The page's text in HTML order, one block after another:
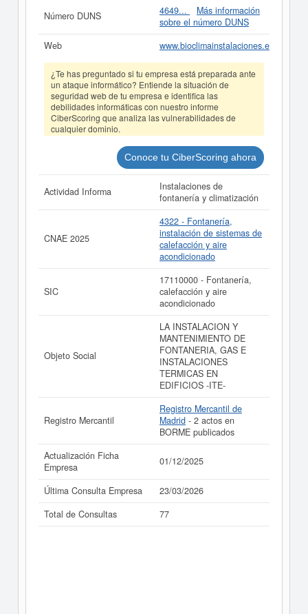
actividad 17110000. Esta empresa acumula un total de
77 consultas en eInforma. La última consulta se ha
producido el 23/03/2026. Para saber a qué tipo de
subvenciones puede optar esta empresa y otras
similares, puede hacerlo desde esta misma web.
BIOCLIMA INSTALACIONES Y MANTENIMIENTO SL.
tiene un rango de capital social de 0 a 3.100 €. Existen
2 actos publicados en el BORME y en el Registro
Mercantil figura en el apartado de Madrid.
Si está interesado en conocer más datos de la empresa
BIOCLIMA INSTALACIONES Y MANTENIMIENTO SL.
acceder inmediatamente a este Informe ampliado
de BIOCLIMA INSTALACIONES Y MANTENIMIENTO
SL. y consultar los resultados de sus años de actividad,
así como los balances y cuentas de resultados
disponibles.
La última actualización del informe de empresa se ha
realizado el 01/12/2025.
Número DUNS 4649...
Más información
sobre el número DUNS
Web
www.bioclimainstalaciones.es
¿Te has preguntado si tu empresa está preparada ante
un ataque informático? Entiende la situación de
seguridad web de tu empresa e identifica las
debilidades informáticas con nuestro informe
CiberScoring que analiza las vulnerabilidades de
cualquier dominio.
Conoce tu CiberScoring ahora
Actividad Informa
Instalaciones de
fontanería y climatización
CNAE 2025
4322 - Fontanería,
instalación de sistemas de
calefacción y aire
acondicionado
SIC
17110000 - Fontanería,
calefacción y aire
acondicionado
Objeto Social
LA INSTALACION Y
MANTENIMIENTO DE
FONTANERIA, GAS E
INSTALACIONES
TERMICAS EN
EDIFICIOS -ITE-
Registro Mercantil
Registro Mercantil de
Madrid - 2 actos en
BORME publicados
Actualización Ficha
Empresa
01/12/2025
Última Consulta Empresa
23/03/2026
Total de Consultas
77